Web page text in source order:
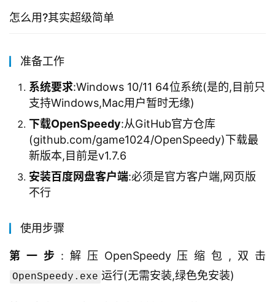
怎么用?其实超级简单
准备工作
系统要求:Windows 10/11 64位系统(是的,目前只
支持Windows,Mac用户暂时无缘)
下载OpenSpeedy:从GitHub官方仓库
(github.com/game1024/OpenSpeedy)下载最
新版本,目前是v1.7.6
安装百度网盘客户端:必须是官方客户端,网页版
不行
使用步骤
第一步 :解压OpenSpeedy压缩包,双击
OpenSpeedy.exe 运行(无需安装,绿色免安装)